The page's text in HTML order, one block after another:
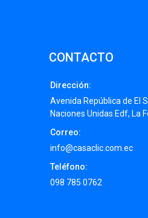
CONTACTO
Dirección:
Avenida República de El
Naciones Unidas Edf, La
Correo:
info@casaclic.com.ec
Teléfono:
098 785 0762